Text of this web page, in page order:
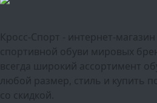
Кросс-Спорт - интернет-
спортивной обуви мировых
всегда широкий ассортимент
любой размер, стиль и купить
со скидкой.